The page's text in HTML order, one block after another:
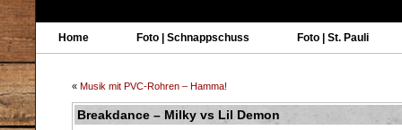
Home Foto | Schnappschuss Foto | St. Pauli
« Musik mit PVC-Rohren – Hamma!
Breakdance – Milky vs Lil Demon